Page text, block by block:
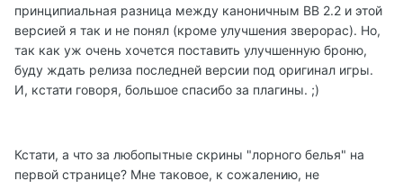
принципиальная разница между каноничным BB 2.2 и этой
версией я так и не понял (кроме улучшения зверорас). Но,
так как уж очень хочется поставить улучшенную броню,
буду ждать релиза последней версии под оригинал игры.
И, кстати говоря, большое спасибо за плагины. ;)
Кстати, а что за любопытные скрины "лорного белья" на
первой странице? Мне таковое, к сожалению, не